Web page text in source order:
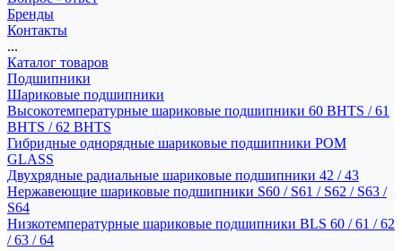
Бренды
Контакты
...
Каталог товаров
Подшипники
Шариковые подшипники
Высокотемпературные шариковые подшипники 60 BHTS / 61
BHTS / 62 BHTS
Гибридные однорядные шариковые подшипники POM
GLASS
Двухрядные радиальные шариковые подшипники 42 / 43
Нержавеющие шариковые подшипники S60 / S61 / S62 / S63 /
S64
Низкотемпературные шариковые подшипники BLS 60 / 61 / 62
/ 63 / 64